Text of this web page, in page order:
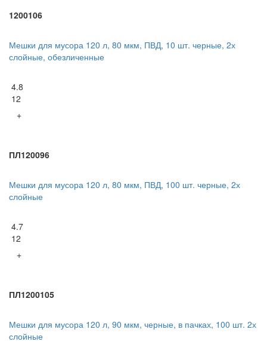
1200106
Мешки для мусора 120 л, 80 мкм, ПВД, 10 шт. черные, 2х
слойные, обезличенные
4.8
12
+
ПЛ120096
Мешки для мусора 120 л, 80 мкм, ПВД, 100 шт. черные, 2х
слойные
4.7
12
+
ПЛ1200105
Мешки для мусора 120 л, 90 мкм, черные, в пачках, 100 шт. 2х
слойные